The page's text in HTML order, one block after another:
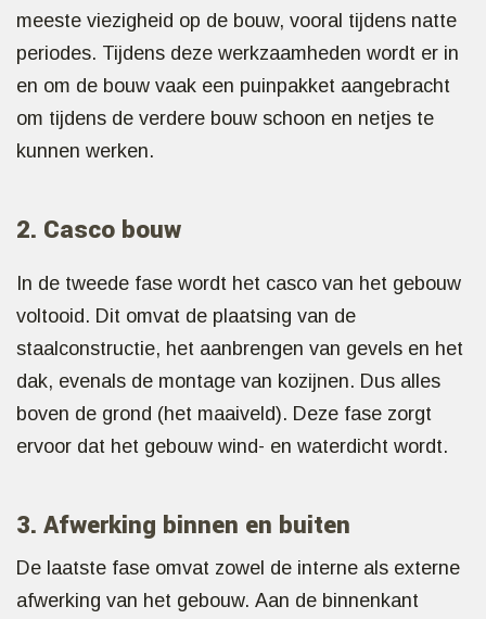
meeste viezigheid op de bouw, vooral tijdens natte
periodes. Tijdens deze werkzaamheden wordt er in
en om de bouw vaak een puinpakket aangebracht
om tijdens de verdere bouw schoon en netjes te
kunnen werken.
2. Casco bouw
In de tweede fase wordt het casco van het gebouw
voltooid. Dit omvat de plaatsing van de
staalconstructie, het aanbrengen van gevels en het
dak, evenals de montage van kozijnen. Dus alles
boven de grond (het maaiveld). Deze fase zorgt
ervoor dat het gebouw wind- en waterdicht wordt.
3. Afwerking binnen en buiten
De laatste fase omvat zowel de interne als externe
afwerking van het gebouw. Aan de binnenkant